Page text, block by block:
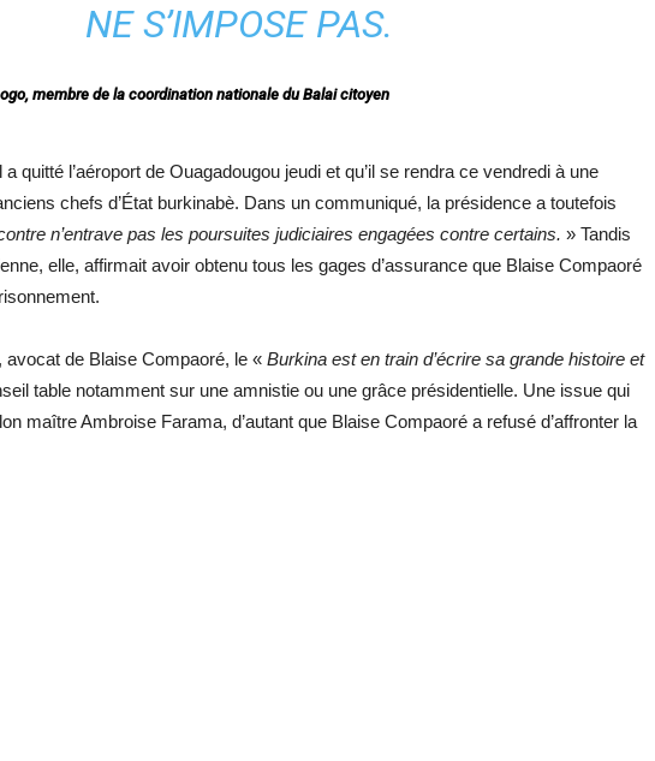
NE S’IMPOSE PAS.
membre de la coordination nationale du Balai citoyen
a quitté l’aéroport de Ouagadougou jeudi et qu’il se rendra ce vendredi à une
chefs d’État burkinabè. Dans un communiqué, la présidence a toutefois
n’entrave pas les poursuites judiciaires engagées contre certains. » Tandis
elle, affirmait avoir obtenu tous les gages d’assurance que Blaise Compaoré
avocat de Blaise Compaoré, le « Burkina est en train d’écrire sa grande histoire et
table notamment sur une amnistie ou une grâce présidentielle. Une issue qui
maître Ambroise Farama, d’autant que Blaise Compaoré a refusé d’affronter la